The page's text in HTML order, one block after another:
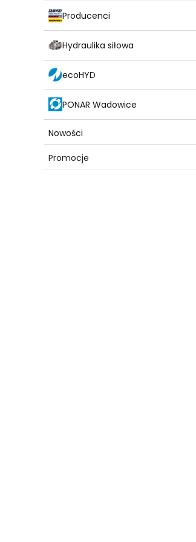
Producenci
Hydraulika siłowa
ecoHYD
PONAR Wadowice
Nowości
Promocje